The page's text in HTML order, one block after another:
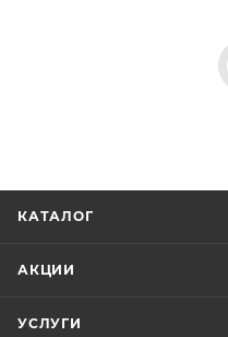
КАТАЛОГ
АКЦИИ
УСЛУГИ